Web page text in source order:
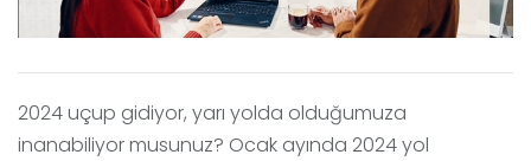
2024 uçup gidiyor, yarı yolda olduğumuza
inanabiliyor musunuz? Ocak ayında 2024 yol